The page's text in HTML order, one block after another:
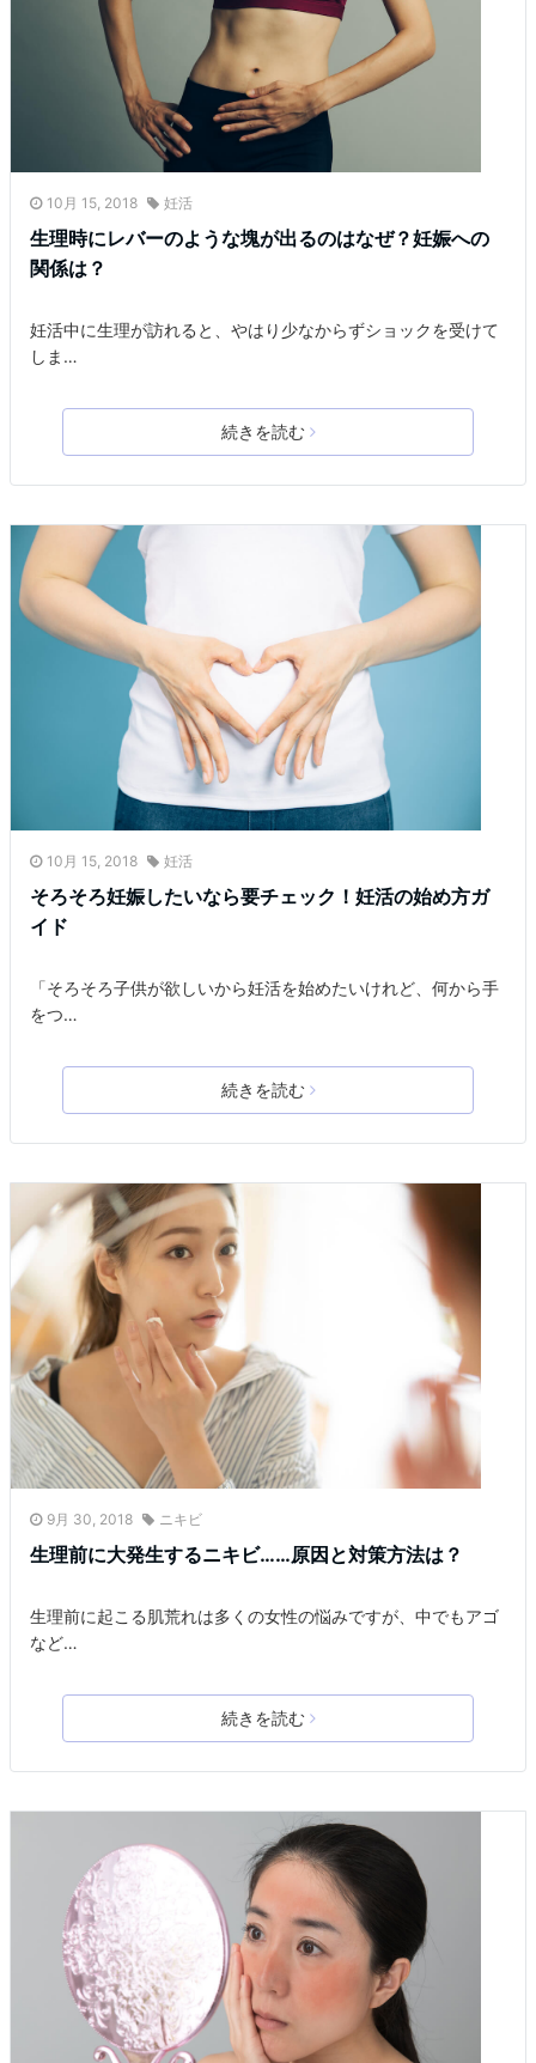
10月 15, 2018 妊活
生理時にレバーのような塊が出るのはなぜ？妊娠への
関係は？
妊活中に生理が訪れると、やはり少なからずショックを受けて
しま…
続きを読む
10月 15, 2018 妊活
そろそろ妊娠したいなら要チェック！妊活の始め方ガ
イド
「そろそろ子供が欲しいから妊活を始めたいけれど、何から手
をつ…
続きを読む
9月 30, 2018 ニキビ
生理前に大発生するニキビ……原因と対策方法は？
生理前に起こる肌荒れは多くの女性の悩みですが、中でもアゴ
など…
続きを読む